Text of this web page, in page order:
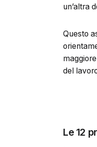
un’altra
Questo
del
Le 12